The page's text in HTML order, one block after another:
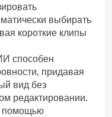
выбирать
короткие клипы
способен
придавая
вид без
редактировании.